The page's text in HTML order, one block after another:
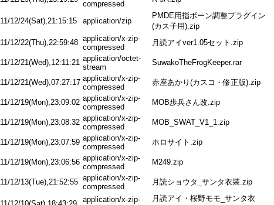
compressed
11/12/24(Sat),21:15:15 application/zip
PMDE用指ボーン調整プラグイン
(カス子用).zip
11/12/22(Thu),22:59:48 application/x-zip-
compressed
月読アイver1.05セット.zip
11/12/21(Wed),12:11:21 application/octet-
stream
SuwakoTheFrogKeeper.rar
11/12/21(Wed),07:27:17 application/x-zip-
compressed
赤座あかり(カスコ・修正版).zip
11/12/19(Mon),23:09:02 application/x-zip-
compressed
MOB歩兵さん改.zip
11/12/19(Mon),23:08:32 application/x-zip-
compressed
MOB_SWAT_V1_1.zip
11/12/19(Mon),23:07:59 application/x-zip-
compressed
ホロサイト.zip
11/12/19(Mon),23:06:56 application/x-zip-
compressed
M249.zip
11/12/13(Tue),21:52:55 application/x-zip-
compressed
月読ショウタ_サンタ衣装.zip
application/x-zip-
月読アイ・桜野モモ_サンタ衣